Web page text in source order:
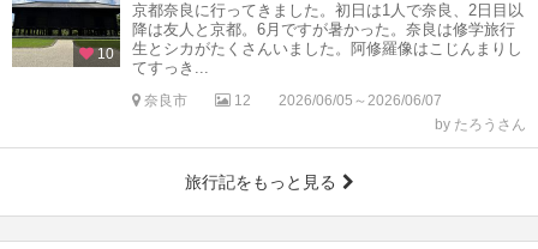
10
京都奈良に行ってきました。初日は1人で奈良、2日目以
降は友人と京都。6月ですが暑かった。奈良は修学旅行
生とシカがたくさんいました。阿修羅像はこじんまりし
てすっき...
奈良市 12
2026/06/05～2026/06/07
by たろうさん
旅行記をもっと見る